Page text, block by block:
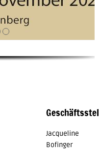
Jacqueline
Bofinger